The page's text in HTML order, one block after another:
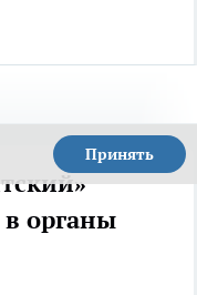
Принять
органы